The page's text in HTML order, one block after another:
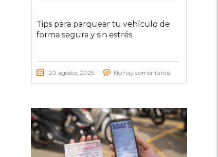
Tips para parquear tu vehículo de
forma segura y sin estrés
20 agosto, 2025 No hay comentarios